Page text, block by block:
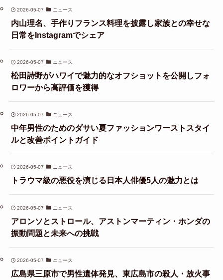
2026-05-07 ニュース
内山理名、手作りフランス料理を披露し家族との幸せな
日常をInstagramでシェア
2026-05-07 ニュース
松田詩野がハワイで魅力的なオフショットを公開しフォ
ロワーから高評価を獲得
2026-05-07 ニュース
中年男性のためのダサい夏ファッションワーストスタイ
ルと改善ポイントガイド
2026-05-07 ニュース
トラウマ級の悪役を演じる日本人俳優5人の魅力とは
2026-05-07 ニュース
アロンソとストロール、アストンマーティン・ホンダの
振動問題と未来への挑戦
2026-05-07 ニュース
広島県三原市で男性遺体発見、東広島市の殺人・放火事